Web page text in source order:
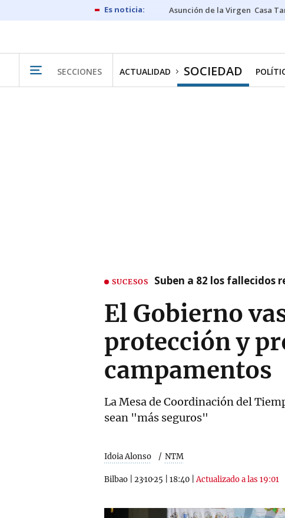
Asunción de la Virgen Casa
SECCIONES ACTUALIDAD SOCIEDAD
SUCESOS Suben a 82 los fallecidos
El Gobierno
protección y
campamentos
La Mesa de Coordinación del
sean "más seguros"
Idoia Alonso NTM
Bilbao 23·10·25 18:40 |Actualizado a las 19:01